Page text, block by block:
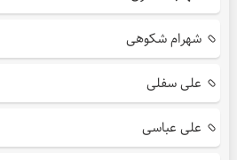
شهرام شکوهی
علی سفلی
علی عباسی